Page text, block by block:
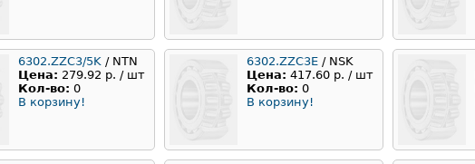
6302.ZZC3/5K / NTN
Цена: 279.92 р. / шт
Кол-во: 0
В корзину!
6302.ZZC3E / NSK
Цена: 417.60 р. / шт
Кол-во: 0
В корзину!